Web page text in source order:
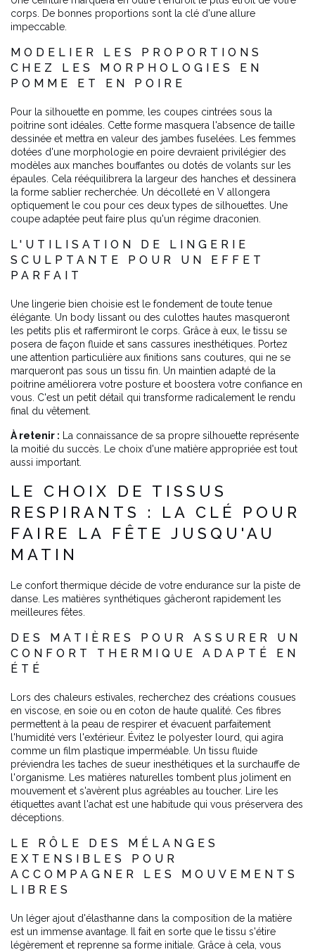
corps. De bonnes proportions sont la clé d'une allure
impeccable.
MODELIER LES PROPORTIONS
CHEZ LES MORPHOLOGIES EN
POMME ET EN POIRE
Pour la silhouette en pomme, les coupes cintrées sous la
poitrine sont idéales. Cette forme masquera l'absence de taille
dessinée et mettra en valeur des jambes fuselées. Les femmes
dotées d'une morphologie en poire devraient privilégier des
modèles aux manches bouffantes ou dotés de volants sur les
épaules. Cela rééquilibrera la largeur des hanches et dessinera
la forme sablier recherchée. Un décolleté en V allongera
optiquement le cou pour ces deux types de silhouettes. Une
coupe adaptée peut faire plus qu'un régime draconien.
L'UTILISATION DE LINGERIE
SCULPTANTE POUR UN EFFET
PARFAIT
Une lingerie bien choisie est le fondement de toute tenue
élégante. Un body lissant ou des culottes hautes masqueront
les petits plis et raffermiront le corps. Grâce à eux, le tissu se
posera de façon fluide et sans cassures inesthétiques. Portez
une attention particulière aux finitions sans coutures, qui ne se
marqueront pas sous un tissu fin. Un maintien adapté de la
poitrine améliorera votre posture et boostera votre confiance en
vous. C'est un petit détail qui transforme radicalement le rendu
final du vêtement.
À retenir : La connaissance de sa propre silhouette représente
la moitié du succès. Le choix d'une matière appropriée est tout
aussi important.
LE CHOIX DE TISSUS
RESPIRANTS : LA CLÉ POUR
FAIRE LA FÊTE JUSQU'AU
MATIN
Le confort thermique décide de votre endurance sur la piste de
danse. Les matières synthétiques gâcheront rapidement les
meilleures fêtes.
DES MATIÈRES POUR ASSURER UN
CONFORT THERMIQUE ADAPTÉ EN
ÉTÉ
Lors des chaleurs estivales, recherchez des créations cousues
en viscose, en soie ou en coton de haute qualité. Ces fibres
permettent à la peau de respirer et évacuent parfaitement
l'humidité vers l'extérieur. Évitez le polyester lourd, qui agira
comme un film plastique imperméable. Un tissu fluide
préviendra les taches de sueur inesthétiques et la surchauffe de
l'organisme. Les matières naturelles tombent plus joliment en
mouvement et s'avèrent plus agréables au toucher. Lire les
étiquettes avant l'achat est une habitude qui vous préservera des
déceptions.
LE RÔLE DES MÉLANGES
EXTENSIBLES POUR
ACCOMPAGNER LES MOUVEMENTS
LIBRES
Un léger ajout d'élasthanne dans la composition de la matière
est un immense avantage. Il fait en sorte que le tissu s'étire
légèrement et reprenne sa forme initiale. Grâce à cela, vous